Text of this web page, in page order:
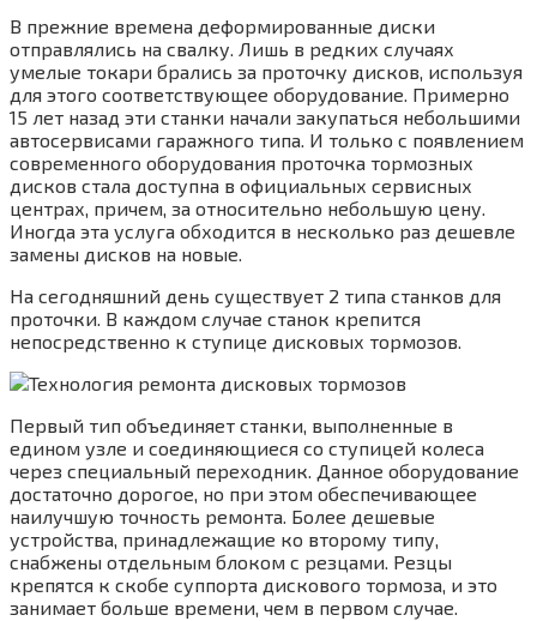
В прежние времена деформированные диски
отправлялись на свалку. Лишь в редких случаях
умелые токари брались за проточку дисков, используя
для этого соответствующее оборудование. Примерно
15 лет назад эти станки начали закупаться небольшими
автосервисами гаражного типа. И только с появлением
современного оборудования проточка тормозных
дисков стала доступна в официальных сервисных
центрах, причем, за относительно небольшую цену.
Иногда эта услуга обходится в несколько раз дешевле
замены дисков на новые.
На сегодняшний день существует 2 типа станков для
проточки. В каждом случае станок крепится
непосредственно к ступице дисковых тормозов.
Первый тип объединяет станки, выполненные в
едином узле и соединяющиеся со ступицей колеса
через специальный переходник. Данное оборудование
достаточно дорогое, но при этом обеспечивающее
наилучшую точность ремонта. Более дешевые
устройства, принадлежащие ко второму типу,
снабжены отдельным блоком с резцами. Резцы
крепятся к скобе суппорта дискового тормоза, и это
занимает больше времени, чем в первом случае.